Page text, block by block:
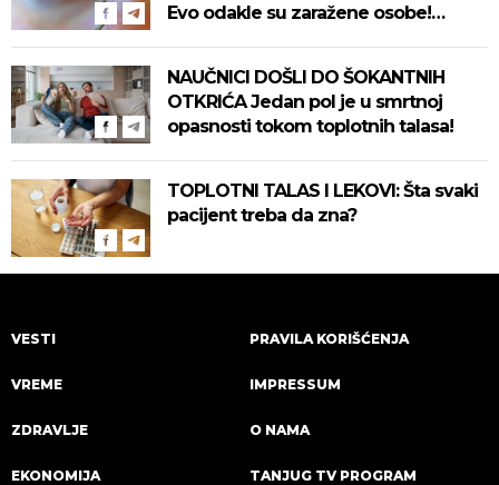
Evo odakle su zaražene osobe!
NAUČNICI DOŠLI DO ŠOKANTNIH
OTKRIĆA Jedan pol je u smrtnoj
opasnosti tokom toplotnih talasa!
TOPLOTNI TALAS I LEKOVI: Šta svaki
pacijent treba da zna?
VESTI
VREME
ZDRAVLJE
EKONOMIJA
PRAVILA KORIŠĆENJA
IMPRESSUM
O NAMA
TANJUG TV PROGRAM